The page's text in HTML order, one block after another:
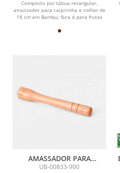
Composto por tábua retangular,
amassador para caipirinha e colher de
18 cm em Bambu; faca 4 para frutas
AMASSADOR PARA
CAIPIRINHA EM BAMBU
UB-00833-900